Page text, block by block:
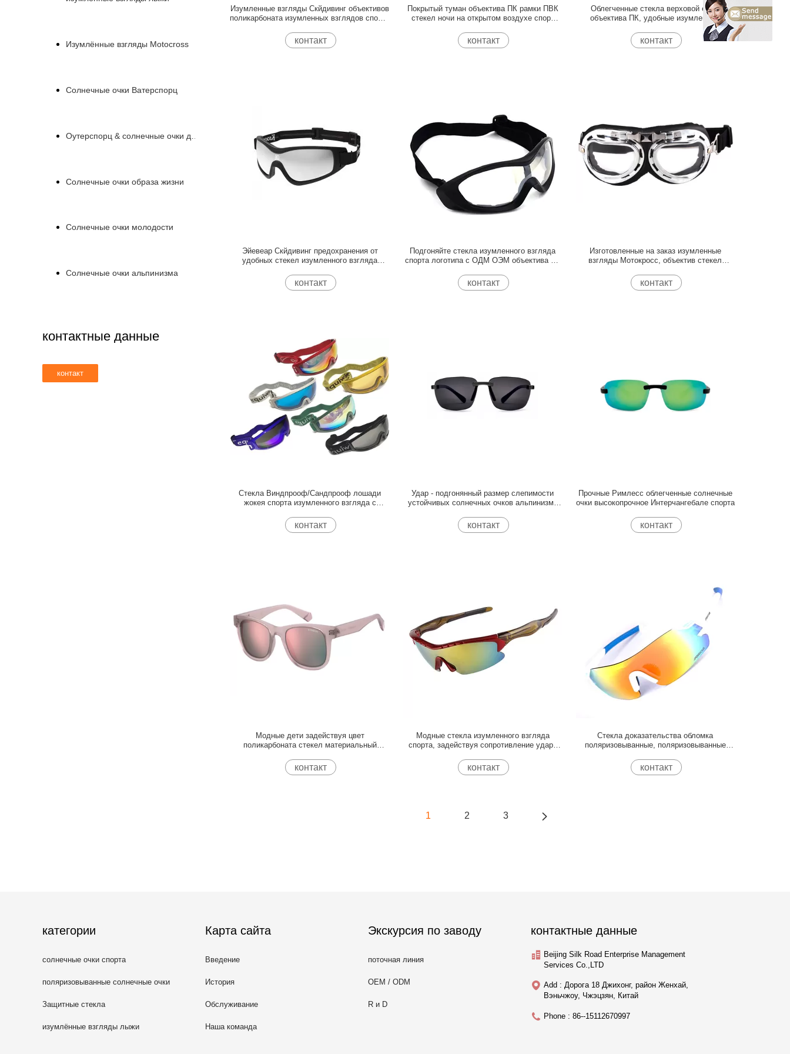
Изумлённые взгляды Motocross
Солнечные очки Ватерспорц
Оутерспорц & солнечные очки деятельности
Солнечные очки образа жизни
Солнечные очки молодости
Солнечные очки альпинизма
контактные данные
Изумленные взгляды Скйдивинг объективов
поликарбоната изумленных взглядов спорта
контакт
Покрытый туман объектива ПК рамки ПВК
стекел ночи на открытом воздухе спорт
контакт
Облегченные стекла верховой езды
объектива ПК, удобные изумленные
контакт
Эйевеар Скйдивинг предохранения от
удобных стекел изумленного взгляда
УЛЬТРАФИОЛЕТОВЫЙ
контакт
Подгоняйте стекла изумленного взгляда
спорта логотипа с ОДМ ОЭМ объектива ПК
контакт
Изготовленные на заказ изумленные
взгляды Мотокросс, объектив стекел
контакт
Стекла Виндпрооф/Сандпрооф лошади
жокея спорта изумленного взгляда с
контакт
Удар - подгонянный размер слепимости
устойчивых солнечных очков альпинизма
контакт
Прочные Римлесс облегченные солнечные
очки высокопрочное Интерчангебале спорта
контакт
Модные дети задействуя цвет
поликарбоната стекел материальный
контакт
Модные стекла изумленного взгляда
спорта, задействуя сопротивление удара
контакт
Стекла доказательства обломка
поляризовыванные, поляризовыванные
спорта
контакт
1 2 3
категории
солнечные очки спорта
поляризовыванные солнечные очки
Защитные стекла
изумлённые взгляды лыжи
Карта сайта
Введение
История
Обслуживание
Наша команда
Экскурсия по заводу
поточная линия
OEM / ODM
R и D
контактные данные
Beijing Silk Road Enterprise Management
Services Co.,LTD
Add : Дорога 18 Джихонг, район Женхай,
Вэньчжоу, Чжэцзян, Китай
Phone : 86--15112670997